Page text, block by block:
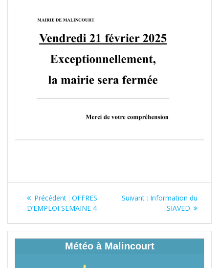
Navigation
de
l’article
Précédent : Article
précédent
OFFRES
D’EMPLOI SEMAINE 4
Suivant : Article
suivant
Information du
SIAVED
Météo à Malincourt